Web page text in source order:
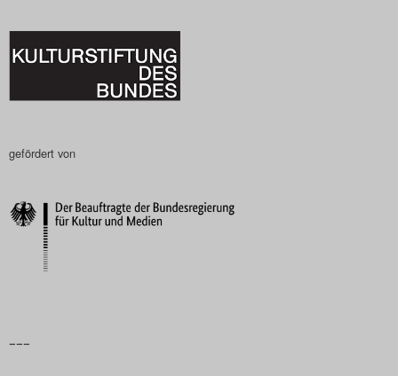
2025
Das Theatertreffen-Blog
Nutzungsbedingungen
gefördert von
–––